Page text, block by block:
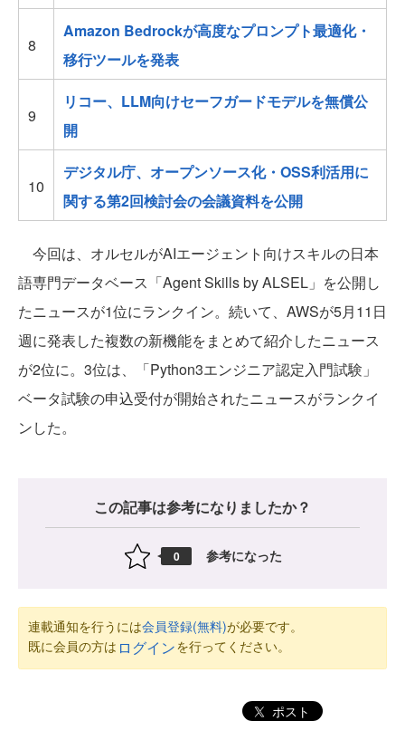
8
Amazon Bedrockが高度なプロンプト最適化・
移行ツールを発表
9
リコー、LLM向けセーフガードモデルを無償公
開
10
デジタル庁、オープンソース化・OSS利活用に
関する第2回検討会の会議資料を公開
今回は、オルセルがAIエージェント向けスキルの日本
語専門データベース「Agent Skills by ALSEL」を公開し
たニュースが1位にランクイン。続いて、AWSが5月11日
週に発表した複数の新機能をまとめて紹介したニュース
が2位に。3位は、「Python3エンジニア認定入門試験」
ベータ試験の申込受付が開始されたニュースがランクイ
ンした。
この記事は参考になりましたか？
0 参考になった
連載通知を行うには会員登録(無料)が必要です。
既に会員の方は ログインを行ってください。
ポスト